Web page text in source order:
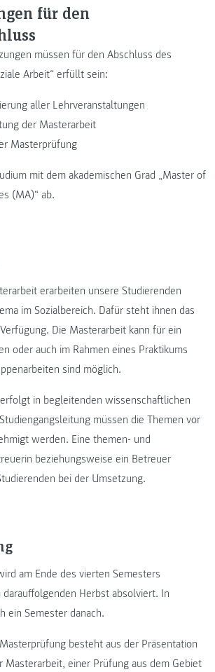
für den
müssen für den Abschluss des
Arbeit“ erfüllt sein:
aller Lehrveranstaltungen
der Masterarbeit
Masterprüfung
mit dem akademischen Grad „Master of
(MA)“ ab.
erarbeiten unsere Studierenden
im Sozialbereich. Dafür steht ihnen das
Die Masterarbeit kann für ein
oder auch im Rahmen eines Praktikums
sind möglich.
in begleitenden wissenschaftlichen
müssen die Themen vor
werden. Eine themen- und
beziehungsweise ein Betreuer
bei der Umsetzung.
am Ende des vierten Semesters
Herbst absolviert. In
ein Semester danach.
besteht aus der Präsentation
Masterarbeit, einer Prüfung aus dem Gebiet